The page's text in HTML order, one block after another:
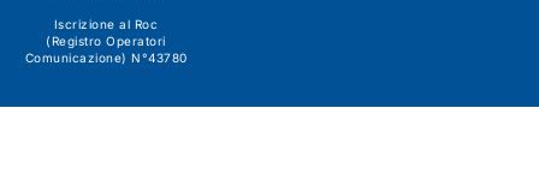
Iscrizione al Roc
(Registro Operatori
Comunicazione) N°43780